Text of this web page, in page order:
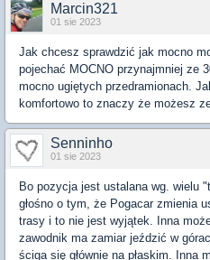
Marcin321
01 sie 2023
Jak chcesz sprawdzić jak mocno
pojechać MOCNO przynajmniej ze
mocno ugiętych przedramionach.
komfortowo to znaczy że możesz
Senninho
01 sie 2023
Bo pozycja jest ustalana wg. wielu
głośno o tym, że Pogacar zmienia
trasy i to nie jest wyjątek. Inna
zawodnik ma zamiar jeździć w
ściga się głównie na płaskim. Inna